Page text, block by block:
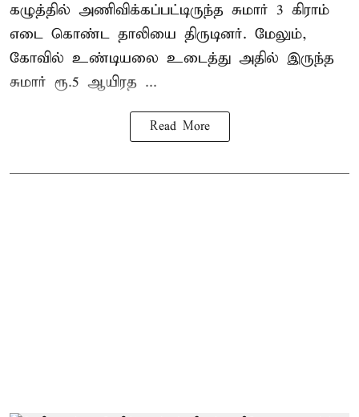
கழுத்தில் அணிவிக்கப்பட்டிருந்த சுமார் 3 கிராம்
எடை கொண்ட தாலியை திருடினர். மேலும்,
கோவில் உண்டியலை உடைத்து அதில் இருந்த
சுமார் ரூ.5 ஆயிரத ...
Read More